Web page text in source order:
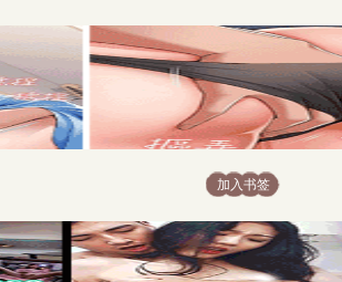
加入书签